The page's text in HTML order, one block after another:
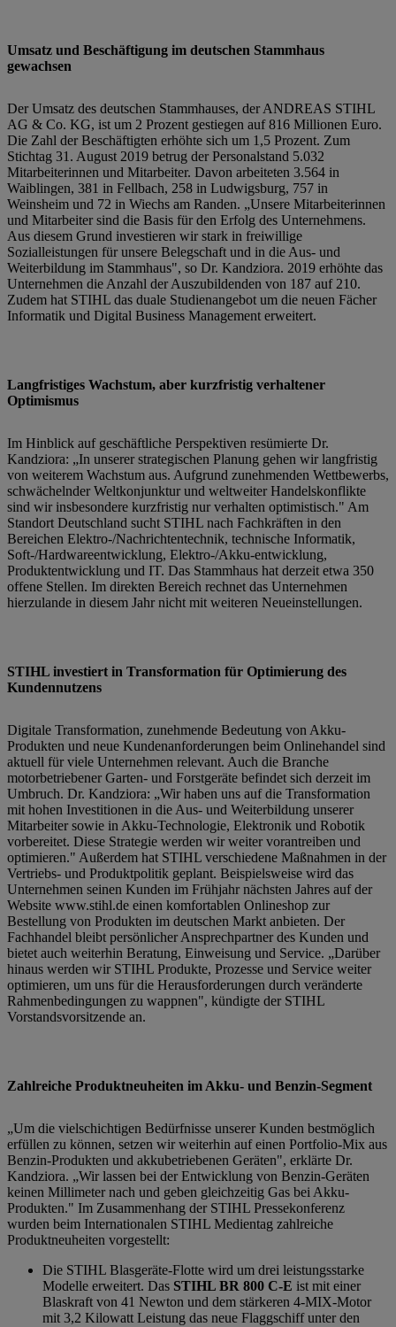
Umsatz und Beschäftigung im deutschen Stammhaus
gewachsen
Der Umsatz des deutschen Stammhauses, der ANDREAS STIHL
AG & Co. KG, ist um 2 Prozent gestiegen auf 816 Millionen Euro.
Die Zahl der Beschäftigten erhöhte sich um 1,5 Prozent. Zum
Stichtag 31. August 2019 betrug der Personalstand 5.032
Mitarbeiterinnen und Mitarbeiter. Davon arbeiteten 3.564 in
Waiblingen, 381 in Fellbach, 258 in Ludwigsburg, 757 in
Weinsheim und 72 in Wiechs am Randen. „Unsere Mitarbeiterinnen
und Mitarbeiter sind die Basis für den Erfolg des Unternehmens.
Aus diesem Grund investieren wir stark in freiwillige
Sozialleistungen für unsere Belegschaft und in die Aus- und
Weiterbildung im Stammhaus", so Dr. Kandziora. 2019 erhöhte das
Unternehmen die Anzahl der Auszubildenden von 187 auf 210.
Zudem hat STIHL das duale Studienangebot um die neuen Fächer
Informatik und Digital Business Management erweitert.
Langfristiges Wachstum, aber kurzfristig verhaltener
Optimismus
Im Hinblick auf geschäftliche Perspektiven resümierte Dr.
Kandziora: „In unserer strategischen Planung gehen wir langfristig
von weiterem Wachstum aus. Aufgrund zunehmenden Wettbewerbs,
schwächelnder Weltkonjunktur und weltweiter Handelskonflikte
sind wir insbesondere kurzfristig nur verhalten optimistisch." Am
Standort Deutschland sucht STIHL nach Fachkräften in den
Bereichen Elektro-/Nachrichtentechnik, technische Informatik,
Soft-/Hardwareentwicklung, Elektro-/Akku-entwicklung,
Produktentwicklung und IT. Das Stammhaus hat derzeit etwa 350
offene Stellen. Im direkten Bereich rechnet das Unternehmen
hierzulande in diesem Jahr nicht mit weiteren Neueinstellungen.
STIHL investiert in Transformation für Optimierung des
Kundennutzens
Digitale Transformation, zunehmende Bedeutung von Akku-
Produkten und neue Kundenanforderungen beim Onlinehandel sind
aktuell für viele Unternehmen relevant. Auch die Branche
motorbetriebener Garten- und Forstgeräte befindet sich derzeit im
Umbruch. Dr. Kandziora: „Wir haben uns auf die Transformation
mit hohen Investitionen in die Aus- und Weiterbildung unserer
Mitarbeiter sowie in Akku-Technologie, Elektronik und Robotik
vorbereitet. Diese Strategie werden wir weiter vorantreiben und
optimieren." Außerdem hat STIHL verschiedene Maßnahmen in der
Vertriebs- und Produktpolitik geplant. Beispielsweise wird das
Unternehmen seinen Kunden im Frühjahr nächsten Jahres auf der
Website www.stihl.de einen komfortablen Onlineshop zur
Bestellung von Produkten im deutschen Markt anbieten. Der
Fachhandel bleibt persönlicher Ansprechpartner des Kunden und
bietet auch weiterhin Beratung, Einweisung und Service. „Darüber
hinaus werden wir STIHL Produkte, Prozesse und Service weiter
optimieren, um uns für die Herausforderungen durch veränderte
Rahmenbedingungen zu wappnen", kündigte der STIHL
Vorstandsvorsitzende an.
Zahlreiche Produktneuheiten im Akku- und Benzin-Segment
„Um die vielschichtigen Bedürfnisse unserer Kunden bestmöglich
erfüllen zu können, setzen wir weiterhin auf einen Portfolio-Mix aus
Benzin-Produkten und akkubetriebenen Geräten", erklärte Dr.
Kandziora. „Wir lassen bei der Entwicklung von Benzin-Geräten
keinen Millimeter nach und geben gleichzeitig Gas bei Akku-
Produkten." Im Zusammenhang der STIHL Pressekonferenz
wurden beim Internationalen STIHL Medientag zahlreiche
Produktneuheiten vorgestellt:
Die STIHL Blasgeräte-Flotte wird um drei leistungsstarke
Modelle erweitert. Das STIHL BR 800 C-E ist mit einer
Blaskraft von 41 Newton und dem stärkeren 4-MIX-Motor
mit 3,2 Kilowatt Leistung das neue Flaggschiff unter den